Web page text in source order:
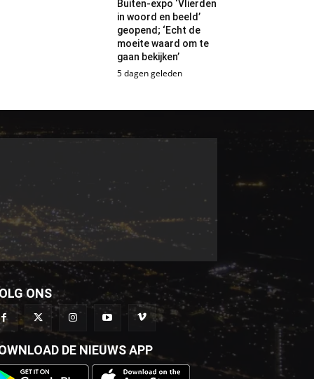
Buiten-expo ‘Vlierden
in woord en beeld’
geopend; ‘Echt de
moeite waard om te
gaan bekijken’
5 dagen geleden
ONS
DE NIEUWS APP